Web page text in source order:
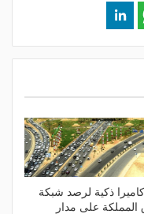
130 كاميرا ذكية لرصد شبكة
على مدار